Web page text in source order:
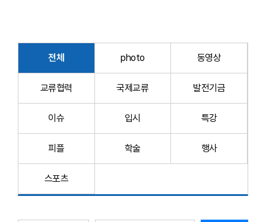
전체 photo 동영상
교류협력 국제교류 발전기금
이슈 입시 특강
피플 학술 행사
스포츠